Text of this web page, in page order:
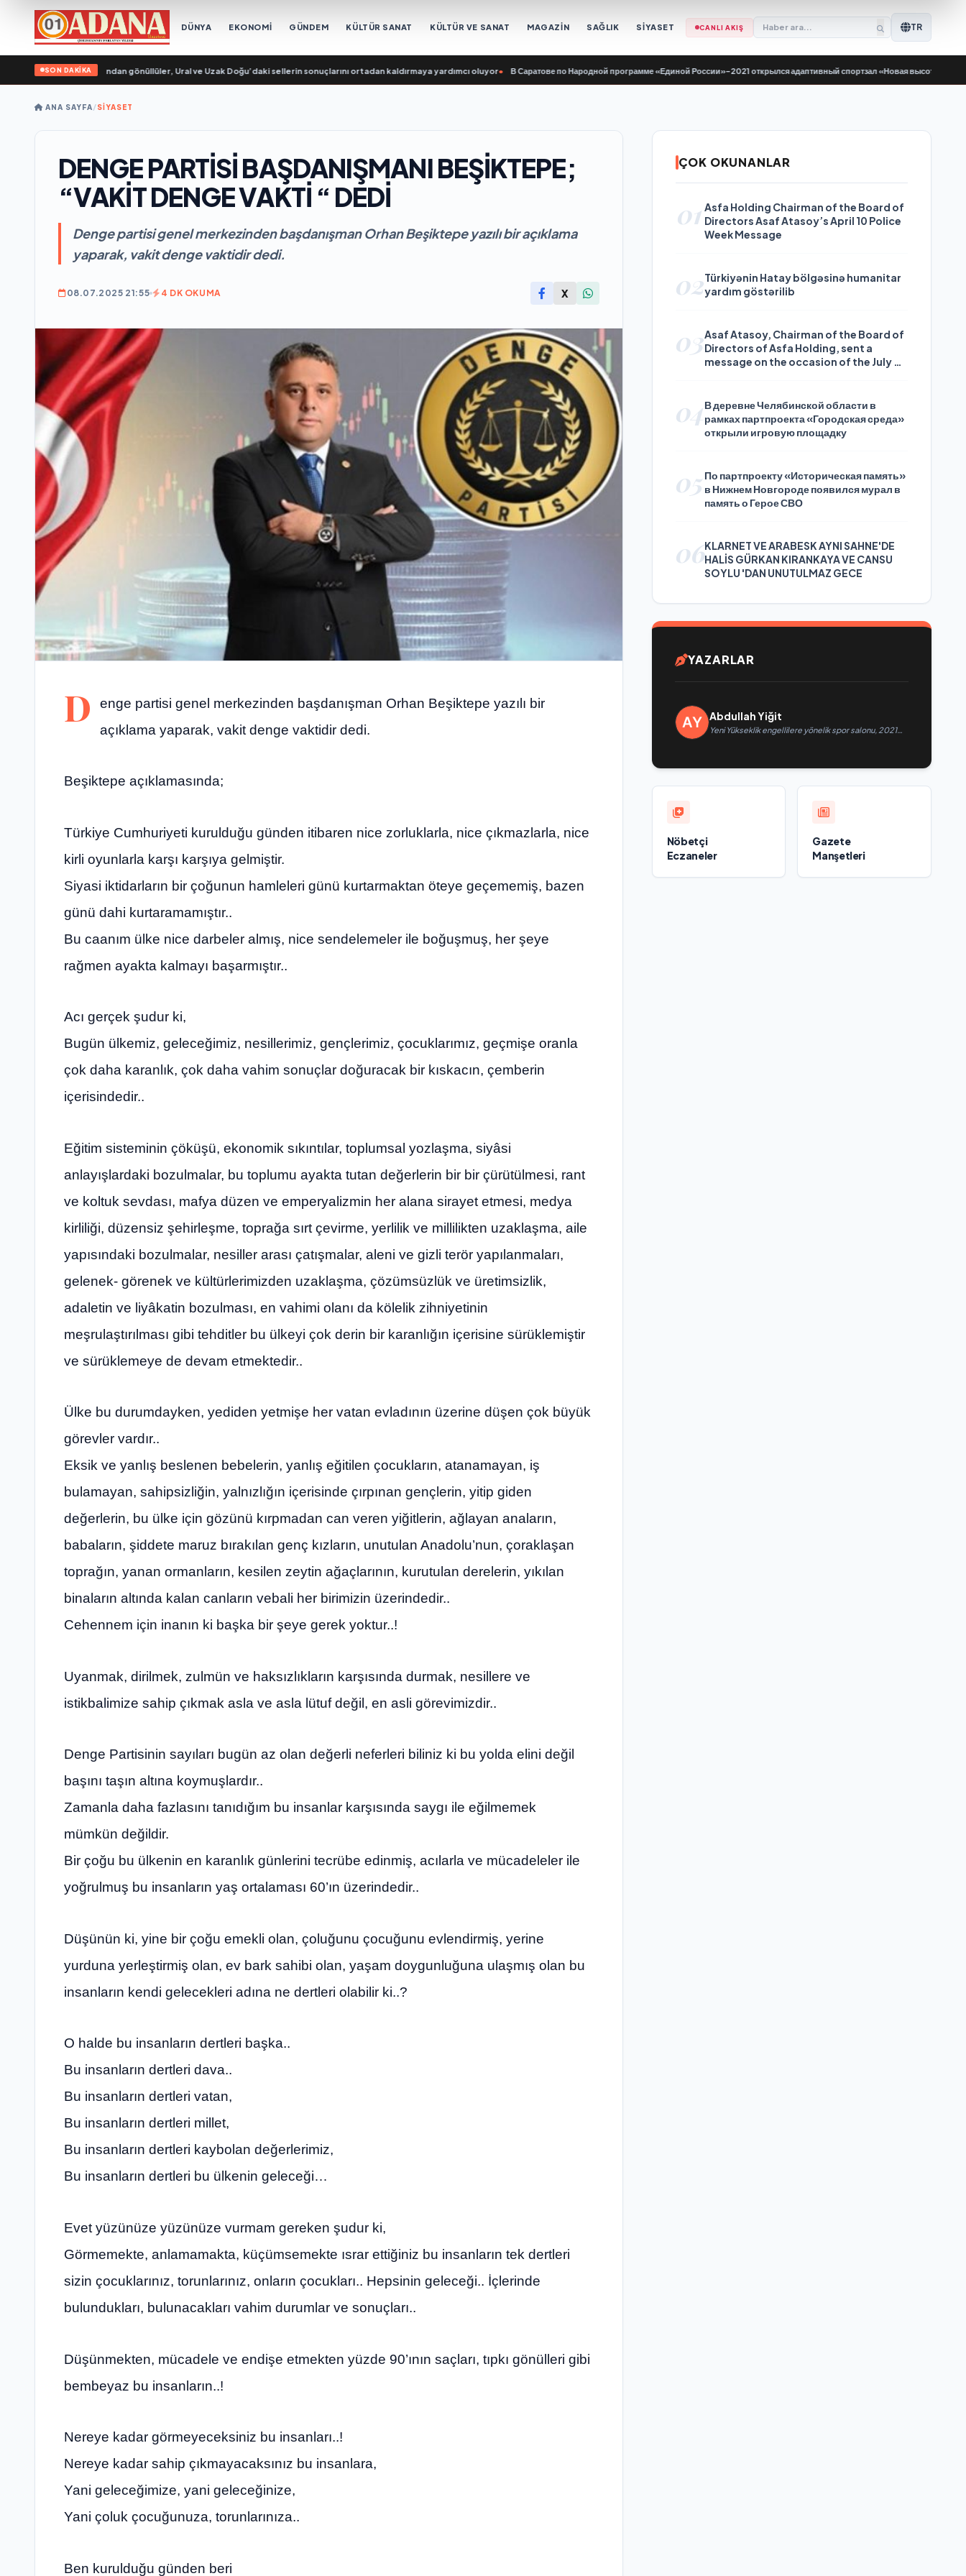
DÜNYA EKONOMİ GÜNDEM KÜLTÜR SANAT KÜLTÜR VE SANAT MAGAZİN SAĞLIK SİYASET CANLI AKIŞ TR
SON DAKİKA
Genç Muhafızları’ndan gönüllüler, Ural ve Uzak Doğu’daki sellerin sonuçlarını ortadan kaldırmaya yardımcı oluyor• В Саратове по Народной программе «Единой России»-2021 открылся адаптивный спортзал «Новая высота»• Yeni
ANA SAYFA/SİYASET
DENGE PARTİSİ BAŞDANIŞMANI BEŞİKTEPE;
“VAKİT DENGE VAKTİ “ DEDİ
Denge partisi genel merkezinden başdanışman Orhan Beşiktepe yazılı bir açıklama
yaparak, vakit denge vaktidir dedi.
08.07.2025 21:55 4 DK OKUMA X
D
enge partisi genel merkezinden başdanışman Orhan Beşiktepe yazılı bir
açıklama yaparak, vakit denge vaktidir dedi.
Beşiktepe açıklamasında;
Türkiye Cumhuriyeti kurulduğu günden itibaren nice zorluklarla, nice çıkmazlarla, nice
kirli oyunlarla karşı karşıya gelmiştir.
Siyasi iktidarların bir çoğunun hamleleri günü kurtarmaktan öteye geçememiş, bazen
günü dahi kurtaramamıştır..
Bu caanım ülke nice darbeler almış, nice sendelemeler ile boğuşmuş, her şeye
rağmen ayakta kalmayı başarmıştır..
Acı gerçek şudur ki,
Bugün ülkemiz, geleceğimiz, nesillerimiz, gençlerimiz, çocuklarımız, geçmişe oranla
çok daha karanlık, çok daha vahim sonuçlar doğuracak bir kıskacın, çemberin
içerisindedir..
Eğitim sisteminin çöküşü, ekonomik sıkıntılar, toplumsal yozlaşma, siyâsi
anlayışlardaki bozulmalar, bu toplumu ayakta tutan değerlerin bir bir çürütülmesi, rant
ve koltuk sevdası, mafya düzen ve emperyalizmin her alana sirayet etmesi, medya
kirliliği, düzensiz şehirleşme, toprağa sırt çevirme, yerlilik ve millilikten uzaklaşma, aile
yapısındaki bozulmalar, nesiller arası çatışmalar, aleni ve gizli terör yapılanmaları,
gelenek- görenek ve kültürlerimizden uzaklaşma, çözümsüzlük ve üretimsizlik,
adaletin ve liyâkatin bozulması, en vahimi olanı da kölelik zihniyetinin
meşrulaştırılması gibi tehditler bu ülkeyi çok derin bir karanlığın içerisine sürüklemiştir
ve sürüklemeye de devam etmektedir..
Ülke bu durumdayken, yediden yetmişe her vatan evladının üzerine düşen çok büyük
görevler vardır..
Eksik ve yanlış beslenen bebelerin, yanlış eğitilen çocukların, atanamayan, iş
bulamayan, sahipsizliğin, yalnızlığın içerisinde çırpınan gençlerin, yitip giden
değerlerin, bu ülke için gözünü kırpmadan can veren yiğitlerin, ağlayan anaların,
babaların, şiddete maruz bırakılan genç kızların, unutulan Anadolu’nun, çoraklaşan
toprağın, yanan ormanların, kesilen zeytin ağaçlarının, kurutulan derelerin, yıkılan
binaların altında kalan canların vebali her birimizin üzerindedir..
Cehennem için inanın ki başka bir şeye gerek yoktur..!
Uyanmak, dirilmek, zulmün ve haksızlıkların karşısında durmak, nesillere ve
istikbalimize sahip çıkmak asla ve asla lütuf değil, en asli görevimizdir..
Denge Partisinin sayıları bugün az olan değerli neferleri biliniz ki bu yolda elini değil
başını taşın altına koymuşlardır..
Zamanla daha fazlasını tanıdığım bu insanlar karşısında saygı ile eğilmemek
mümkün değildir.
Bir çoğu bu ülkenin en karanlık günlerini tecrübe edinmiş, acılarla ve mücadeleler ile
yoğrulmuş bu insanların yaş ortalaması 60’ın üzerindedir..
Düşünün ki, yine bir çoğu emekli olan, çoluğunu çocuğunu evlendirmiş, yerine
yurduna yerleştirmiş olan, ev bark sahibi olan, yaşam doygunluğuna ulaşmış olan bu
insanların kendi gelecekleri adına ne dertleri olabilir ki..?
O halde bu insanların dertleri başka..
Bu insanların dertleri dava..
Bu insanların dertleri vatan,
Bu insanların dertleri millet,
Bu insanların dertleri kaybolan değerlerimiz,
Bu insanların dertleri bu ülkenin geleceği…
Evet yüzünüze yüzünüze vurmam gereken şudur ki,
Görmemekte, anlamamakta, küçümsemekte ısrar ettiğiniz bu insanların tek dertleri
sizin çocuklarınız, torunlarınız, onların çocukları.. Hepsinin geleceği.. İçlerinde
bulundukları, bulunacakları vahim durumlar ve sonuçları..
Düşünmekten, mücadele ve endişe etmekten yüzde 90’ının saçları, tıpkı gönülleri gibi
bembeyaz bu insanların..!
Nereye kadar görmeyeceksiniz bu insanları..!
Nereye kadar sahip çıkmayacaksınız bu insanlara,
Yani geleceğimize, yani geleceğinize,
Yani çoluk çocuğunuza, torunlarınıza..
Ben kurulduğu günden beri
ÇOK OKUNANLAR
01 Asfa Holding Chairman of the Board of
Directors Asaf Atasoy’s April 10 Police
Week Message
02Türkiyənin Hatay bölgəsinə humanitar
yardım göstərilib
03Asaf Atasoy, Chairman of the Board of
Directors of Asfa Holding, sent a
message on the occasion of the July 24
04В деревне Челябинской области в
рамках партпроекта «Городская среда»
открыли игровую площадку
05 По партпроекту «Историческая память»
в Нижнем Новгороде появился мурал в
память о Герое СВО
06KLARNET VE ARABESK AYNI SAHNE'DE
HALİS GÜRKAN KIRANKAYA VE CANSU
SOYLU 'DAN UNUTULMAZ GECE
YAZARLAR
Abdullah Yiğit
Yeni Yükseklik engellilere yönelik spor salonu, 2021
Nöbetçi
Eczaneler
Gazete
Manşetleri